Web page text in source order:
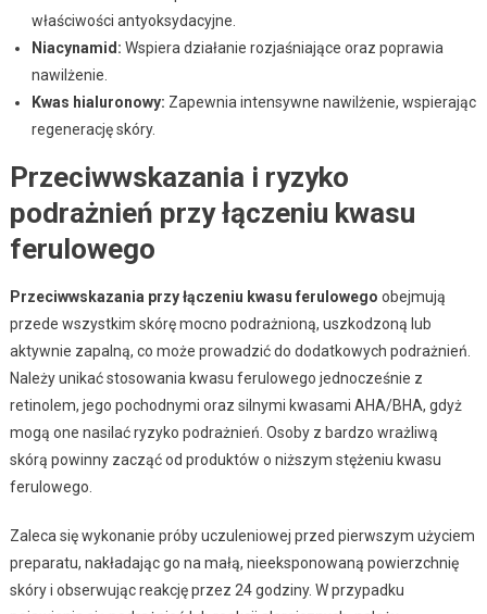
właściwości antyoksydacyjne.
Niacynamid: Wspiera działanie rozjaśniające oraz poprawia
nawilżenie.
Kwas hialuronowy: Zapewnia intensywne nawilżenie, wspierając
regenerację skóry.
Przeciwwskazania i ryzyko
podrażnień przy łączeniu kwasu
ferulowego
Przeciwwskazania przy łączeniu kwasu ferulowego obejmują
przede wszystkim skórę mocno podrażnioną, uszkodzoną lub
aktywnie zapalną, co może prowadzić do dodatkowych podrażnień.
Należy unikać stosowania kwasu ferulowego jednocześnie z
retinolem, jego pochodnymi oraz silnymi kwasami AHA/BHA, gdyż
mogą one nasilać ryzyko podrażnień. Osoby z bardzo wrażliwą
skórą powinny zacząć od produktów o niższym stężeniu kwasu
ferulowego.
Zaleca się wykonanie próby uczuleniowej przed pierwszym użyciem
preparatu, nakładając go na małą, nieeksponowaną powierzchnię
skóry i obserwując reakcję przez 24 godziny. W przypadku